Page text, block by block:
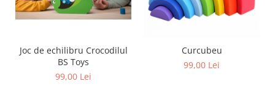
Joc de echilibru Crocodilul
BS Toys
99,00 Lei
Curcubeu
99,00 Lei